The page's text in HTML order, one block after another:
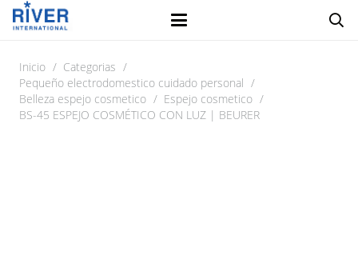
Inicio / Categorias /
Pequeño electrodomestico cuidado personal /
Belleza espejo cosmetico / Espejo cosmetico /
BS-45 ESPEJO COSMÉTICO CON LUZ | BEURER